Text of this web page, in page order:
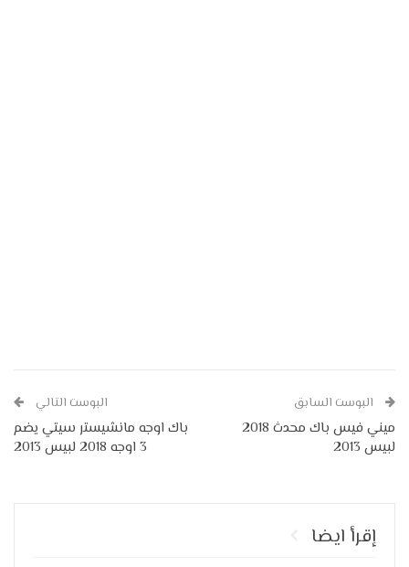
البوست السابق
ميني فيس باك محدث 2018
لبيس 2013
البوست التالي
باك اوجه مانشيستر سيتي يضم
3 اوجه 2018 لبيس 2013
إقرأ ايضا